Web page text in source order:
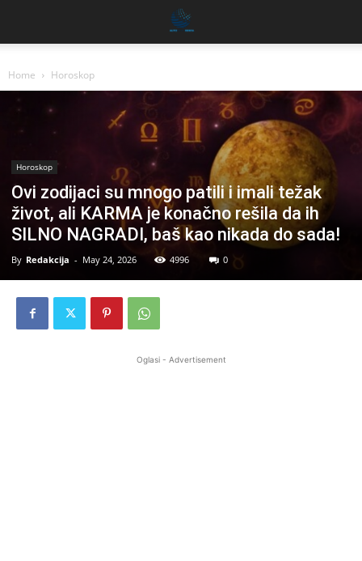
Home Horoskop
Horoskop
Ovi zodijaci su mnogo patili i imali težak
život, ali KARMA je konačno rešila da ih
SILNO NAGRADI, baš kao nikada do sada!
By Redakcija - May 24, 2026 4996 0
Oglasi - Advertisement